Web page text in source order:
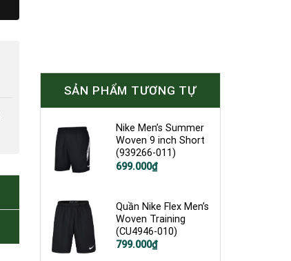
SẢN PHẨM TƯƠNG TỰ
Nike Men’s Summer
Woven 9 inch Short
(939266-011)
Giá
699.000₫
Giá
699.000₫.
Quần Nike Flex Men’s
Woven Training
(CU4946-010)
Giá
799.000₫
Giá